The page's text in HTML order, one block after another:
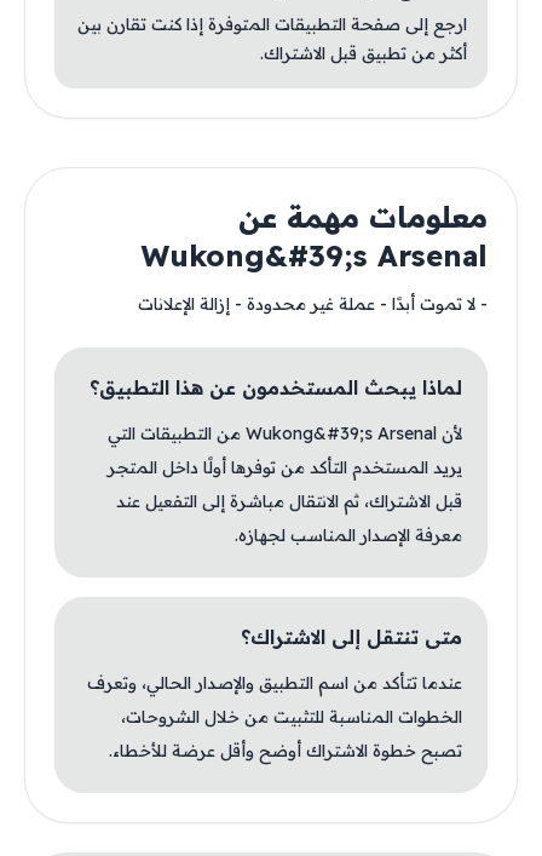
ارجع إلى صفحة التطبيقات المتوفرة إذا كنت تقارن بين
أكثر من تطبيق قبل الاشتراك.
معلومات مهمة عن
Wukong&#39;s Arsenal
- لا تموت أبدًا - عملة غير محدودة - إزالة الإعلانات
لماذا يبحث المستخدمون عن هذا التطبيق؟
لأن Wukong&#39;s Arsenal من التطبيقات التي
يريد المستخدم التأكد من توفرها أولًا داخل المتجر
قبل الاشتراك، ثم الانتقال مباشرة إلى التفعيل عند
معرفة الإصدار المناسب لجهازه.
متى تنتقل إلى الاشتراك؟
عندما تتأكد من اسم التطبيق والإصدار الحالي، وتعرف
الخطوات المناسبة للتثبيت من خلال الشروحات،
تصبح خطوة الاشتراك أوضح وأقل عرضة للأخطاء.